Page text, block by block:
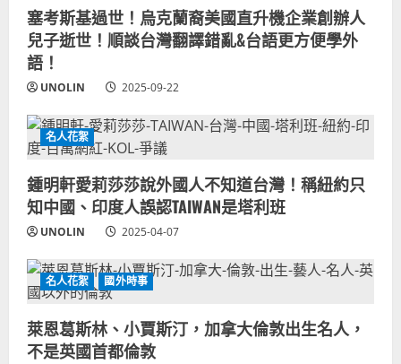
塞考斯基過世！烏克蘭裔美國直升機企業創辦人
兒子逝世！順談台灣翻譯錯亂&台語更方便學外
語！
UNOLIN 2025-09-22
名人花絮
鍾明軒愛莉莎莎說外國人不知道台灣！稱紐約只
知中國、印度人誤認TAIWAN是塔利班
UNOLIN 2025-04-07
名人花絮 國外時事
萊恩葛斯林、小賈斯汀，加拿大倫敦出生名人，
不是英國首都倫敦